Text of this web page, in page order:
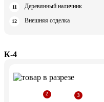
Деревянный наличник
Внешняя отделка
К-4